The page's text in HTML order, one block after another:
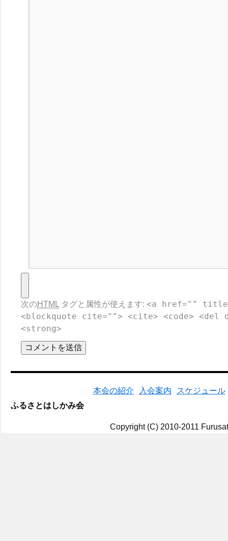
次のHTML タグと属性が使えます: <a href=""
<blockquote cite=""> <cite> <code> <del
<strong>
本会の紹介 入会案内
スケジュール
ふるさとはしかみ会
Copyright (C) 2010-2011